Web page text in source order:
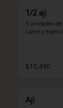
1/2 aji
3 unidades
carne y
$10.490
Ají